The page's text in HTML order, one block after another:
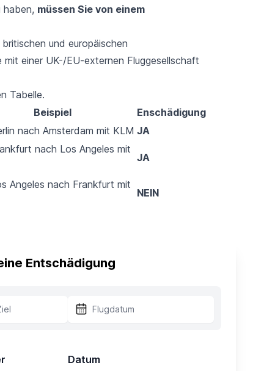
haben, müssen Sie von einem
und europäischen
einer UK-/EU-externen Fluggesellschaft
Tabelle.
Beispiel
Enschädigung
nach Amsterdam mit KLM JA
nach Los Angeles mit
JA
Angeles nach Frankfurt mit
NEIN
Entschädigung
Datum